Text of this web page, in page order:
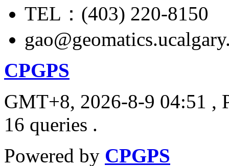
TEL：(403) 220-8150
CPGPS
GMT+8, 2026-8-9 04:51 ,
16 queries .
Powered by CPGPS